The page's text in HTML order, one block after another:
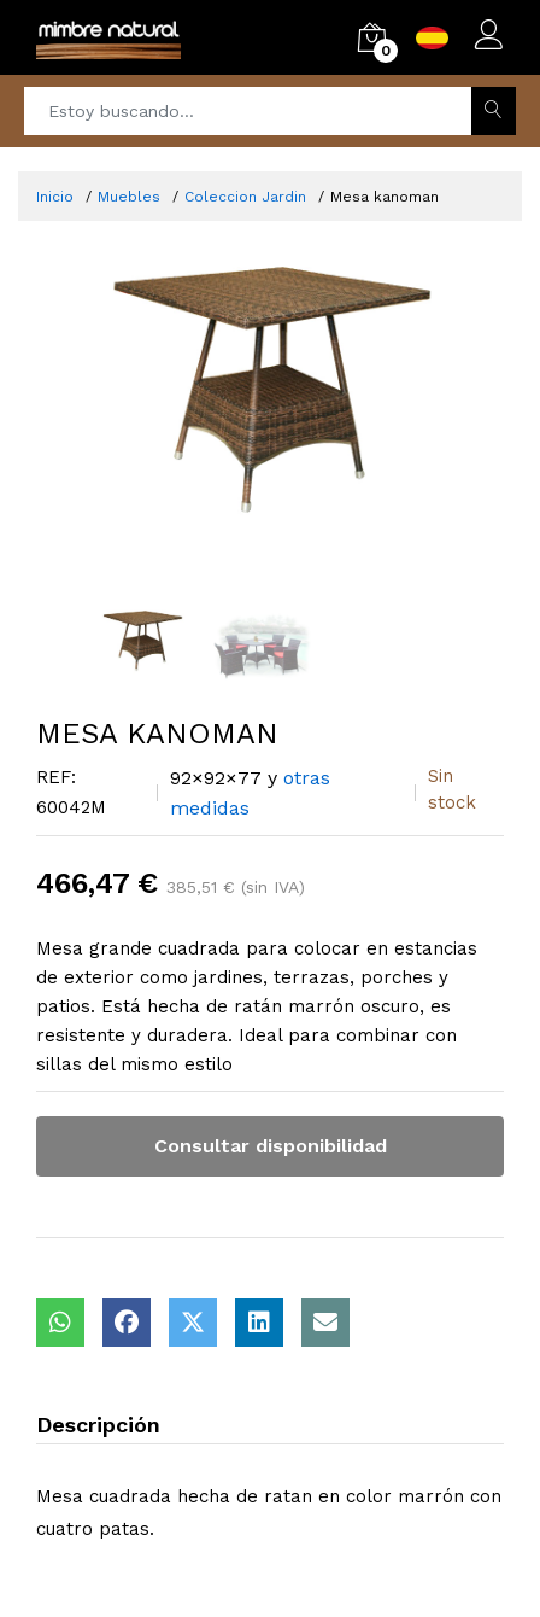
0
Inicio Muebles Coleccion Jardin Mesa kanoman
MESA KANOMAN
REF:
60042M
92×92×77 yotras
medidas
Sin
stock
466,47 € 385,51 € (sin IVA)
Mesa grande cuadrada para colocar en estancias
de exterior como jardines, terrazas, porches y
patios. Está hecha de ratán marrón oscuro, es
resistente y duradera. Ideal para combinar con
sillas del mismo estilo
Consultar disponibilidad
Descripción
Mesa cuadrada hecha de ratan en color marrón con
cuatro patas.